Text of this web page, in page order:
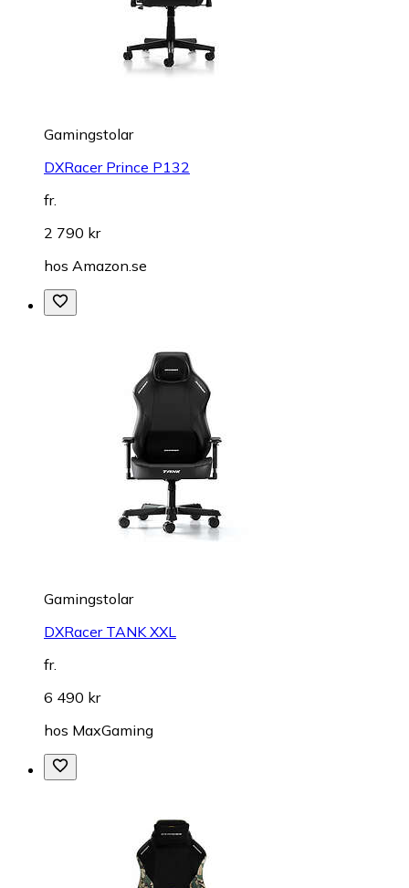
Gamingstolar
DXRacer Prince P132
fr.
2 790 kr
hos Amazon.se
Gamingstolar
DXRacer TANK XXL
fr.
6 490 kr
hos MaxGaming